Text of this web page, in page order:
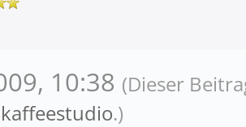
10:38 (Dieser
kaffeestudio.)